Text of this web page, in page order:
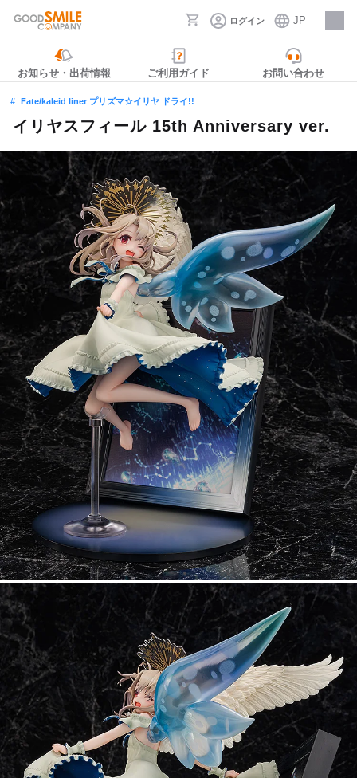
ログイン JP
採用情報
お知らせ・出荷情報 ご利用ガイド お問い合わせ
Fate/kaleid liner プリズマ☆イリヤ ドライ!!
イリヤスフィール 15th Anniversary ver.